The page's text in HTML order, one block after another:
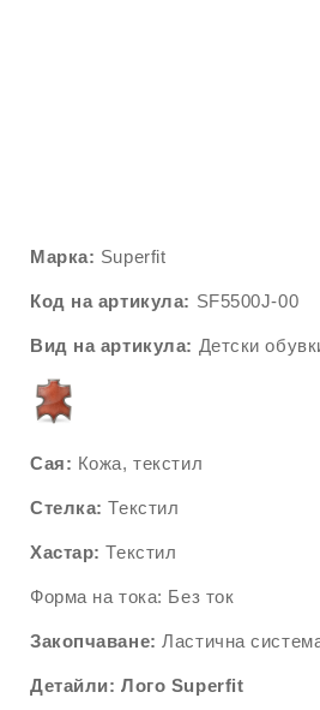
Марка: Superfit
Код на артикула: SF5500J-00
Вид на артикула: Детски
Сая: Кожа, текстил
Стелка: Текстил
Хастар:Текстил
Форма на тока: Без ток
Закопчаване: Ластична
Детайли: Лого Superfit